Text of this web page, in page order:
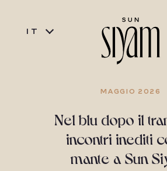
IT
MAGGIO 2026
Nel blu dopo il
incontri inediti
mante a Sun